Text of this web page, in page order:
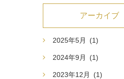
アーカイブ
2025年5月 (1)
2024年9月 (1)
2023年12月 (1)